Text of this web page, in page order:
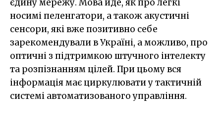
єдину мережу. Мова йде, як про легкі
носимі пеленгатори, а також акустичні
сенсори, які вже позитивно себе
зарекомендували в Україні, а можливо, про
оптичні з підтримкою штучного інтелекту
та розпізнанням цілей. При цьому вся
інформація має циркулювати у тактичній
системі автоматизованого управління.